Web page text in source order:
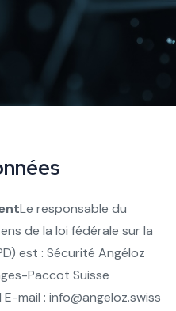
Le responsable du
de la loi fédérale sur la
est : Sécurité Angéloz
Paccot Suisse
E-mail : info@angeloz.swiss